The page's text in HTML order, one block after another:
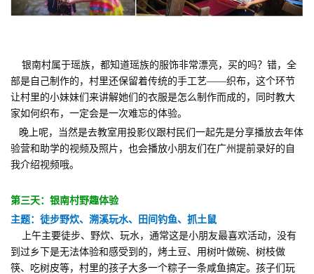
银南村属于瑶族，都知道瑶族的服饰非常漂亮，买的吗？错，全
部是自己制作的，村里还保留着传统的手工艺——织布，这个环节
让村里的小妹妹们来讲解她们的衣服是怎么制作而成的，同时教大
家如何织布，一定会是一次难忘的体验。
晚上呢，当然是去教室用投影仪跟村民们一起先是分享播放去年体
验营和助学的视频及照片，也会播放小朋友们在广州提前录好的自
我介绍视频哦。
第三天：银南村野趣体验
主题：徒步野炊、溯溪玩水、田间钓鱼、抓土鼠
上午主要徒步、野炊、玩水，通常这是小朋友最喜欢活动，没有
到过乡下是无法体验和感受到的，烤土豆、用树叶做碗、树枝做
筷、吃树皮等，村里的孩子大多一个粽子一条咸鱼搞定。孩子们玩